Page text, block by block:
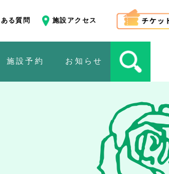
る質問 施設アクセス
施設予約 お知らせ